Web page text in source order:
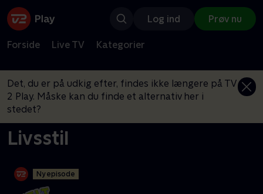
Log ind Prøv nu
Forside Live TV Kategorier
Det, du er på udkig efter, findes ikke længere på TV
2 Play. Måske kan du finde et alternativ her i
stedet?
Livsstil
Ny episode